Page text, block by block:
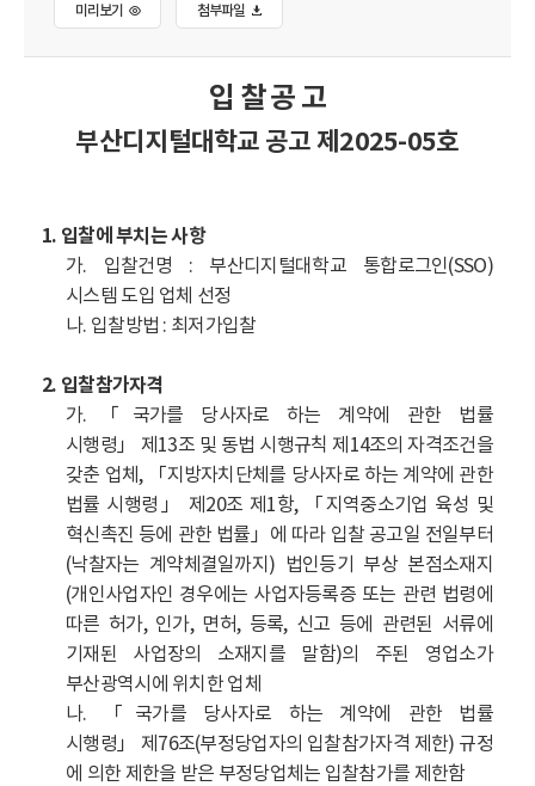
미리보기 첨부파일
입 찰공 고
부산디지털대학교 공고 제2025-05호
1. 입찰에 부치는 사항
가. 입찰건명 : 부산디지털대학교 통합로그인(SSO)
시스템 도입 업체 선정
나. 입찰방법 : 최저가입찰
2. 입찰참가자격
가. 「 국가를 당사자로 하는 계약에 관한 법률
시행령 」
제13조 및 동법 시행규칙 제14조의 자격조건을
갖춘 업체,
「지방자치단체를 당사자로 하는 계약에 관한
법률 시행령 」
제20조 제1항, 「지역중소기업 육성 및
혁신촉진 등에 관한 법률 」 에 따라 입찰 공고일 전일부터
(낙찰자는 계약체결일까지) 법인등기 부상 본점소재지
(개인사업자인 경우에는 사업자등록증 또는 관련 법령에
따른 허가, 인가, 면허, 등록, 신고 등에 관련된 서류에
기재된 사업장의 소재지를 말함)의 주된 영업소가
부산광역시에 위치한 업체
나.
「 국가를 당사자로 하는 계약에 관한 법률
시행령 」
제76조(부정당업자의 입찰참가자격 제한) 규정
에 의한 제한을 받은 부정당업체는 입찰참가를 제한함